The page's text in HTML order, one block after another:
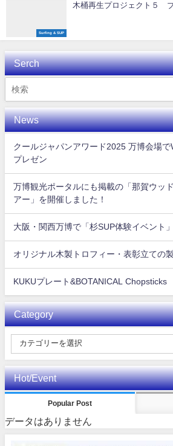
Surfing & SUP
木桶再生プロジェクト５
Serch
News
クールジャパンアワード2025 万博会場
プレゼン
万博観光ポータルにも掲載の「那賀ウッ
アー」を開催しました！
大阪・関西万博で「杉SUP体験イベント
オリジナル木製トロフィー・表彰立ての
KUKUプレート&BOTANICAL Chopsticks
Category
Hot/Event
Popular Post
データはありません